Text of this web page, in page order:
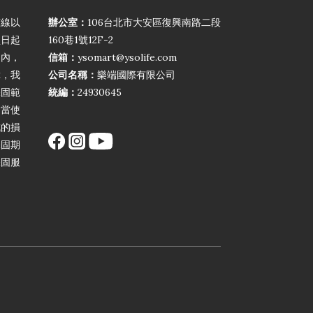
以
起
，
我
範
使
損
期
服
辦公室： 106台北市大安區復興南路二段
160巷1號12F-2
信箱： ysomart@ysolife.com
公司名稱： 樂端國際有限公司
統編： 24930645